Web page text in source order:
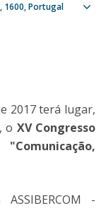
1600 Portugal
2017 terá lugar,
o XV Congresso
"Comunicação,
-